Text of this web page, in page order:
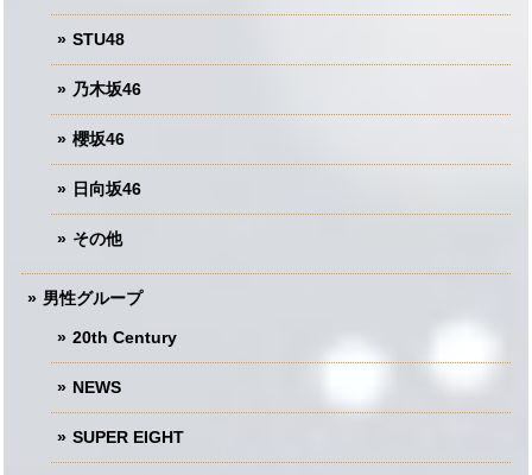
STU48
乃木坂46
櫻坂46
日向坂46
その他
男性グループ
20th Century
NEWS
SUPER EIGHT